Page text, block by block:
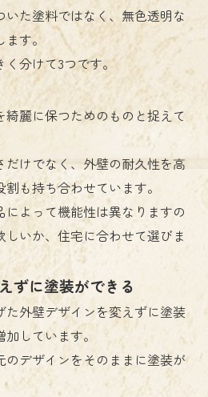
た塗料ではなく、無色透明な
す。
く分けて3つです。
綺麗に保つためのものと捉えて
だけでなく、外壁の耐久性を高
も持ち合わせています。
によって機能性は異なりますの
いか、住宅に合わせて選びま
ずに塗装ができる
た外壁デザインを変えずに塗装
しています。
のデザインをそのままに塗装が